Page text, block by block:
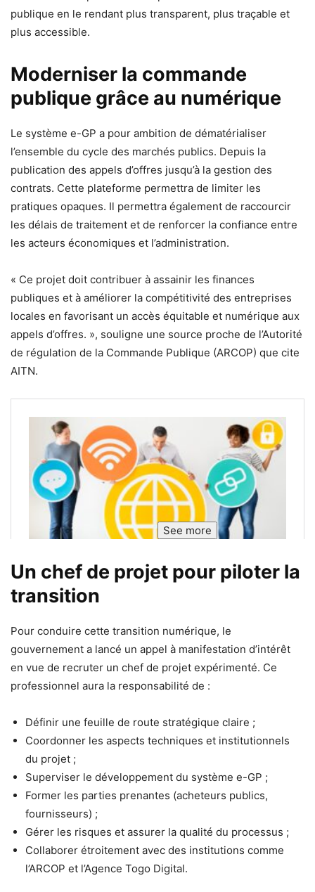
publique en le rendant plus transparent, plus traçable et
plus accessible.
Moderniser la commande
publique grâce au numérique
Le système e-GP a pour ambition de dématérialiser
l’ensemble du cycle des marchés publics. Depuis la
publication des appels d’offres jusqu’à la gestion des
contrats. Cette plateforme permettra de limiter les
pratiques opaques. Il permettra également de raccourcir
les délais de traitement et de renforcer la confiance entre
les acteurs économiques et l’administration.
« Ce projet doit contribuer à assainir les finances
publiques et à améliorer la compétitivité des entreprises
locales en favorisant un accès équitable et numérique aux
appels d’offres. », souligne une source proche de l’Autorité
de régulation de la Commande Publique (ARCOP) que cite
AITN.
See more
Un chef de projet pour piloter la
transition
Pour conduire cette transition numérique, le
gouvernement a lancé un appel à manifestation d’intérêt
en vue de recruter un chef de projet expérimenté. Ce
professionnel aura la responsabilité de :
Définir une feuille de route stratégique claire ;
Coordonner les aspects techniques et institutionnels
du projet ;
Superviser le développement du système e-GP ;
Former les parties prenantes (acheteurs publics,
fournisseurs) ;
Gérer les risques et assurer la qualité du processus ;
Collaborer étroitement avec des institutions comme
l’ARCOP et l’Agence Togo Digital.